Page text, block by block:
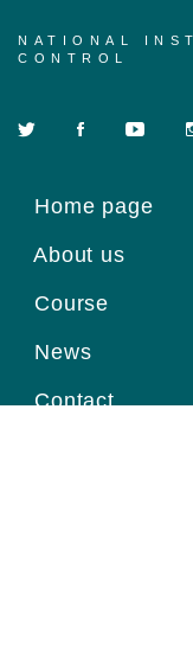
NATIONAL
CONTROL
Home page
About us
Course
News
Contact